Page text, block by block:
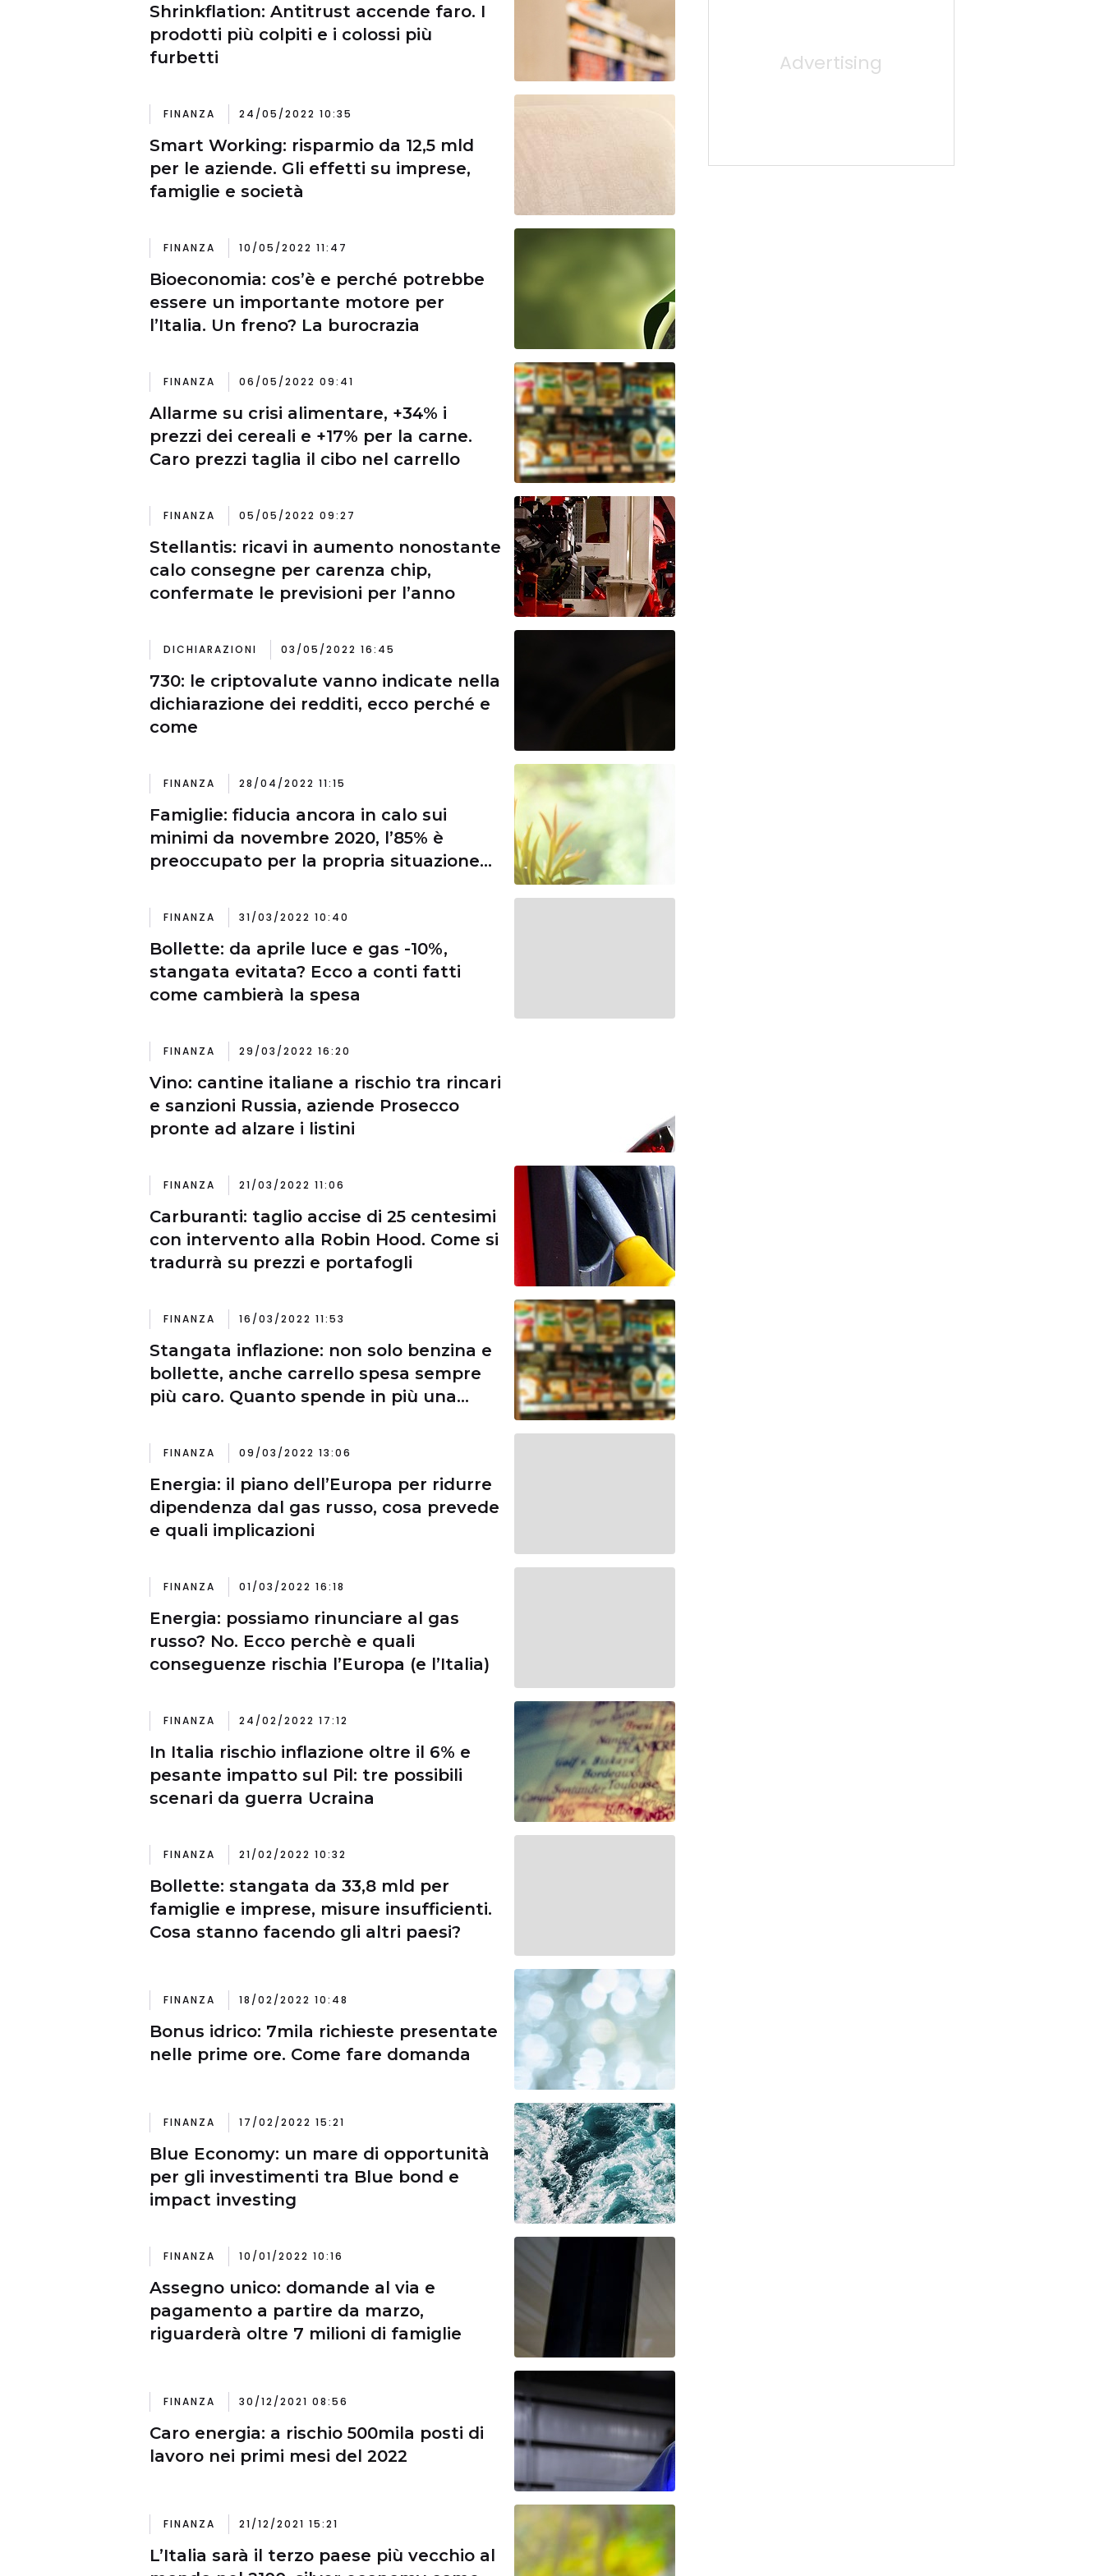
Shrinkflation: Antitrust accende faro. I
prodotti più colpiti e i colossi più
furbetti
FINANZA 24/05/2022 10:35
Smart Working: risparmio da 12,5 mld
per le aziende. Gli effetti su imprese,
famiglie e società
FINANZA 10/05/2022 11:47
Bioeconomia: cos’è e perché potrebbe
essere un importante motore per
l’Italia. Un freno? La burocrazia
FINANZA 06/05/2022 09:41
Allarme su crisi alimentare, +34% i
prezzi dei cereali e +17% per la carne.
Caro prezzi taglia il cibo nel carrello
FINANZA 05/05/2022 09:27
Stellantis: ricavi in aumento nonostante
calo consegne per carenza chip,
confermate le previsioni per l’anno
DICHIARAZIONI 03/05/2022 16:45
730: le criptovalute vanno indicate nella
dichiarazione dei redditi, ecco perché e
come
FINANZA 28/04/2022 11:15
Famiglie: fiducia ancora in calo sui
minimi da novembre 2020, l’85% è
preoccupato per la propria situazione
FINANZA 31/03/2022 10:40
Bollette: da aprile luce e gas -10%,
stangata evitata? Ecco a conti fatti
come cambierà la spesa
FINANZA 29/03/2022 16:20
Vino: cantine italiane a rischio tra rincari
e sanzioni Russia, aziende Prosecco
pronte ad alzare i listini
FINANZA 21/03/2022 11:06
Carburanti: taglio accise di 25 centesimi
con intervento alla Robin Hood. Come si
tradurrà su prezzi e portafogli
FINANZA 16/03/2022 11:53
Stangata inflazione: non solo benzina e
bollette, anche carrello spesa sempre
più caro. Quanto spende in più una
FINANZA 09/03/2022 13:06
Energia: il piano dell’Europa per ridurre
dipendenza dal gas russo, cosa prevede
e quali implicazioni
FINANZA 01/03/2022 16:18
Energia: possiamo rinunciare al gas
russo? No. Ecco perchè e quali
conseguenze rischia l’Europa (e l’Italia)
FINANZA 24/02/2022 17:12
In Italia rischio inflazione oltre il 6% e
pesante impatto sul Pil: tre possibili
scenari da guerra Ucraina
FINANZA 21/02/2022 10:32
Bollette: stangata da 33,8 mld per
famiglie e imprese, misure insufficienti.
Cosa stanno facendo gli altri paesi?
FINANZA 18/02/2022 10:48
Bonus idrico: 7mila richieste presentate
nelle prime ore. Come fare domanda
FINANZA 17/02/2022 15:21
Blue Economy: un mare di opportunità
per gli investimenti tra Blue bond e
impact investing
FINANZA 10/01/2022 10:16
Assegno unico: domande al via e
pagamento a partire da marzo,
riguarderà oltre 7 milioni di famiglie
FINANZA 30/12/2021 08:56
Caro energia: a rischio 500mila posti di
lavoro nei primi mesi del 2022
FINANZA 21/12/2021 15:21
L’Italia sarà il terzo paese più vecchio al